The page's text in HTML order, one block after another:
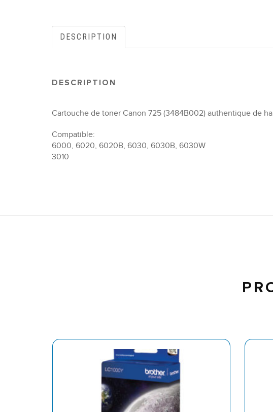
DESCRIPTION
DESCRIPTION
Cartouche de toner Canon 725 (3484B002) authentique de
Compatible:
6000, 6020, 6020B, 6030, 6030B, 6030W
3010